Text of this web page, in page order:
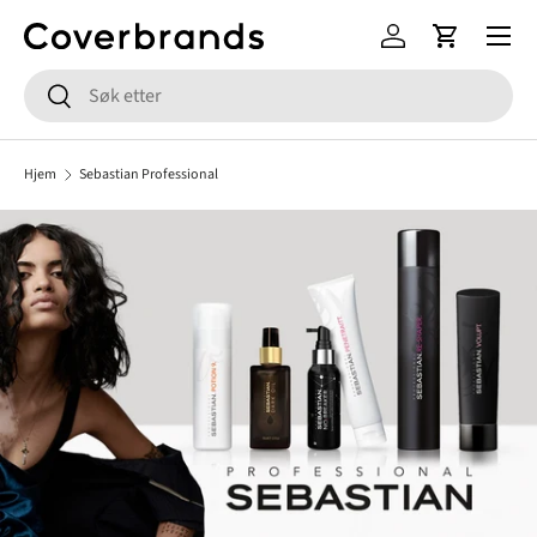
HOPP TIL INNHOLD
Søk
Søk
Logg innHandlekurv
Meny
Hjem Sebastian Professional